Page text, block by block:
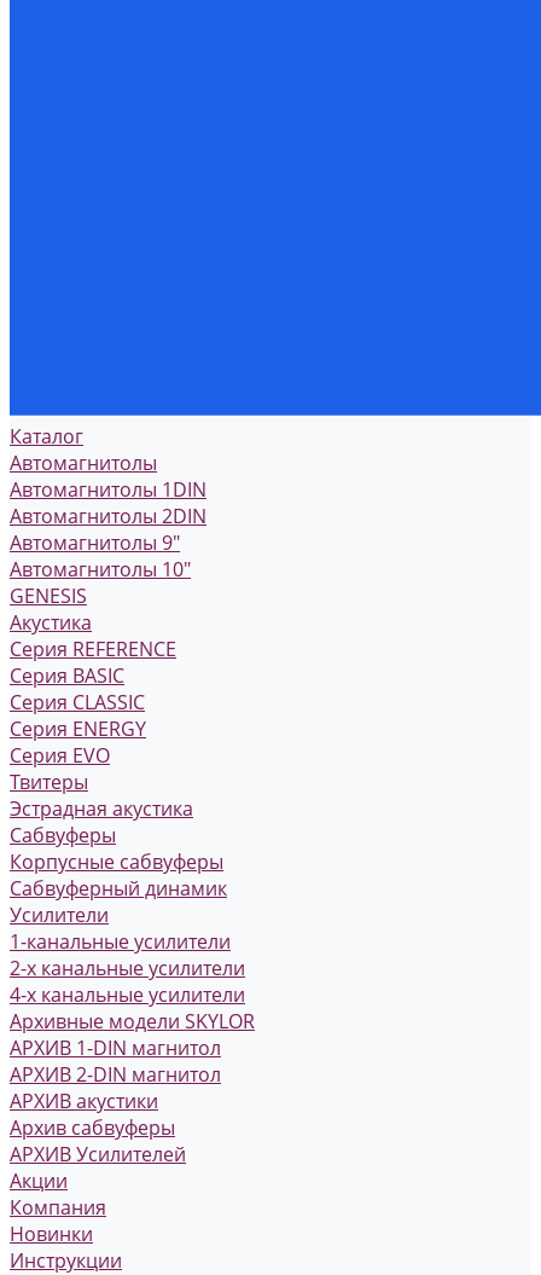
Каталог
Автомагнитолы
Автомагнитолы 1DIN
Автомагнитолы 2DIN
Автомагнитолы 9"
Автомагнитолы 10"
GENESIS
Акустика
Серия REFERENCE
Серия BASIC
Серия CLASSIC
Серия ENERGY
Серия EVO
Твитеры
Эстрадная акустика
Сабвуферы
Корпусные сабвуферы
Сабвуферный динамик
Усилители
1-канальные усилители
2-х канальные усилители
4-х канальные усилители
Архивные модели SKYLOR
АРХИВ 1-DIN магнитол
АРХИВ 2-DIN магнитол
АРХИВ акустики
Архив сабвуферы
АРХИВ Усилителей
Акции
Компания
Новинки
Инструкции